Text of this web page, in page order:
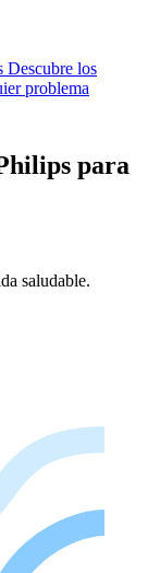
Descubre los
problema
para
saludable.